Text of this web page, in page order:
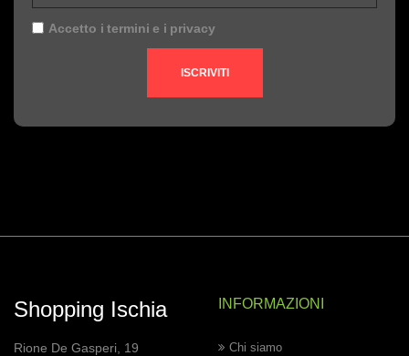
Accetto i termini e i privacy
ISCRIVITI
Shopping Ischia
Rione De Gasperi, 19
INFORMAZIONI
Chi siamo